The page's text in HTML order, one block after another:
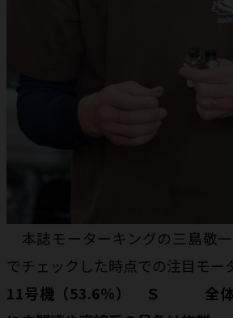
本誌モーターキングの三島敬
でチェックした時点での注目モー
11号機（53.6％） Ｓ 全体